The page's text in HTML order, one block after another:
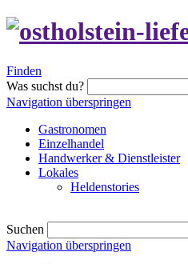
Finden
Was suchst du?
Navigation überspringen
Gastronomen
Einzelhandel
Handwerker & Dienstleister
Lokales
Heldenstories
Suchen
Navigation überspringen